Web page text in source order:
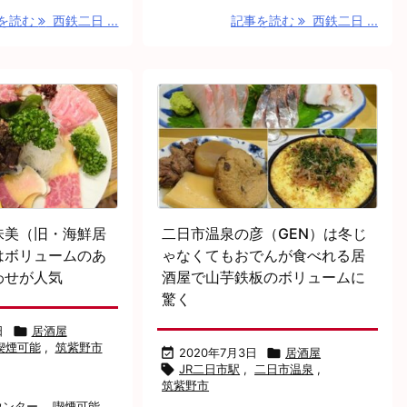
読む 西鉄二日 ... 記事を読む 西鉄二日 ...
（旧・海鮮居
リュームのあ
が人気
 居酒屋
煙可能 , 筑紫野市
二日市温泉の彦（GEN）は冬じ
ゃなくてもおでんが食べれる居
酒屋で山芋鉄板のボリュームに
驚く
 2020年7月3日  居酒屋
 JR二日市駅 , 二日市温泉 ,
筑紫野市